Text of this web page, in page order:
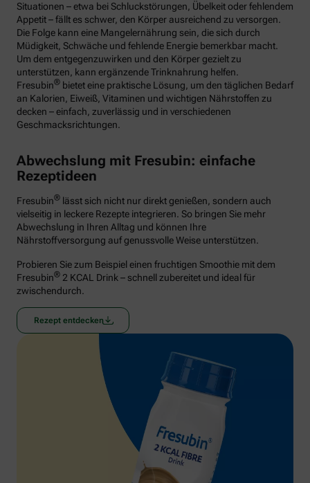
Situationen – etwa bei Schluckstörungen, Übelkeit oder fehlendem
Appetit – fällt es schwer, den Körper ausreichend zu versorgen.
Die Folge kann eine Mangelernährung sein, die sich durch
Müdigkeit, Schwäche und fehlende Energie bemerkbar macht.
Um dem entgegenzuwirken und den Körper gezielt zu
unterstützen, kann ergänzende Trinknahrung helfen.
Fresubin® bietet eine praktische Lösung, um den täglichen Bedarf
an Kalorien, Eiweiß, Vitaminen und wichtigen Nährstoffen zu
decken – einfach, zuverlässig und in verschiedenen
Geschmacksrichtungen.
Abwechslung mit Fresubin: einfache
Rezeptideen
Fresubin® lässt sich nicht nur direkt genießen, sondern auch
vielseitig in leckere Rezepte integrieren. So bringen Sie mehr
Abwechslung in Ihren Alltag und können Ihre
Nährstoffversorgung auf genussvolle Weise unterstützen.
Probieren Sie zum Beispiel einen fruchtigen Smoothie mit dem
Fresubin® 2 KCAL Drink – schnell zubereitet und ideal für
zwischendurch.
Rezept entdecken